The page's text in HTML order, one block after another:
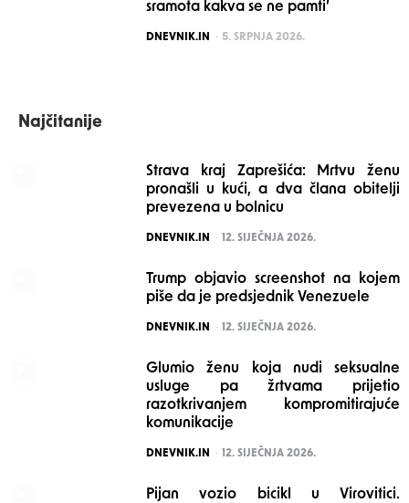
sramota kakva se ne pamti’
POSTED
DNEVNIK.IN 5. SRPNJA 2026.
Najčitanije
Strava kraj Zaprešića: Mrtvu ženu
pronašli u kući, a dva člana obitelji
prevezena u bolnicu
POSTED
DNEVNIK.IN 12. SIJEČNJA 2026.
Trump objavio screenshot na kojem
piše da je predsjednik Venezuele
POSTED
DNEVNIK.IN 12. SIJEČNJA 2026.
Glumio ženu koja nudi seksualne
usluge pa žrtvama prijetio
razotkrivanjem kompromitirajuće
komunikacije
POSTED
DNEVNIK.IN 12. SIJEČNJA 2026.
Pijan vozio bicikl u Virovitici.